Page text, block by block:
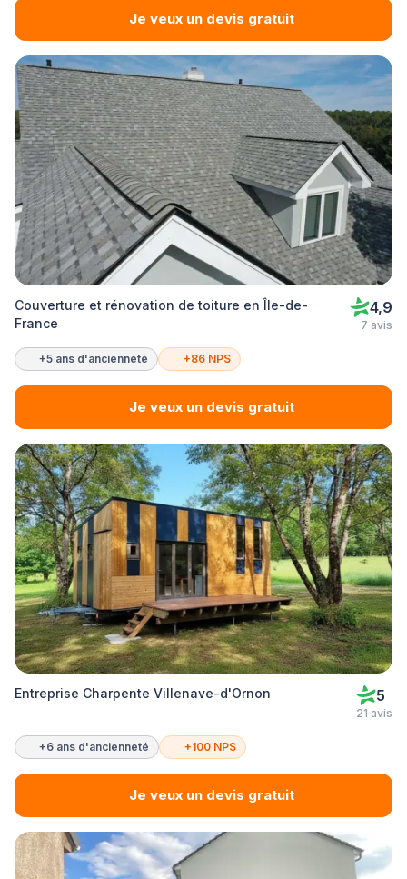
Je veux un devis gratuit
Couverture et rénovation de toiture en Île-de-
France
4,9
7 avis
+5 ans d'ancienneté +86 NPS
Je veux un devis gratuit
Entreprise Charpente Villenave-d'Ornon 5
21 avis
+6 ans d'ancienneté +100 NPS
Je veux un devis gratuit